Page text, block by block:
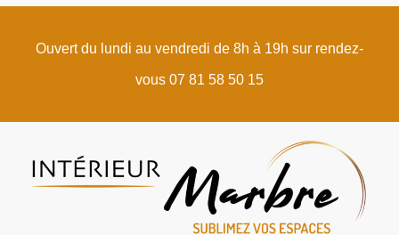
Ouvert du lundi au vendredi de 8h à 19h sur rendez-
vous 07 81 58 50 15